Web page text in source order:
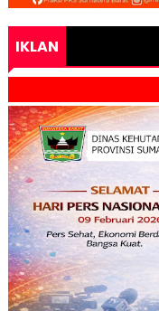
IKLAN